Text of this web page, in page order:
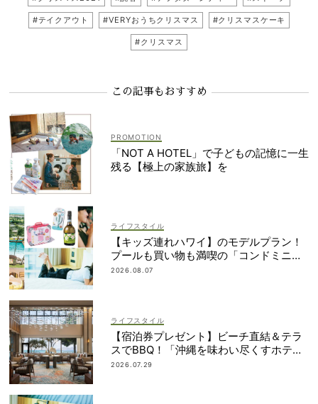
#テイクアウト #VERYおうちクリスマス #クリスマスケーキ
#クリスマス
この記事もおすすめ
「NOT A HOTEL」で子どもの記憶に一生
残る【極上の家族旅】を
ライフスタイル
【キッズ連れハワイ】のモデルプラン！
プールも買い物も満喫の「コンドミニア
ム」滞在が大正解
2026.08.07
ライフスタイル
【宿泊券プレゼント】ビーチ直結＆テラ
スでBBQ！「沖縄を味わい尽くすホテ
ル」2段ベッドやコネクティングルームも
2026.07.29